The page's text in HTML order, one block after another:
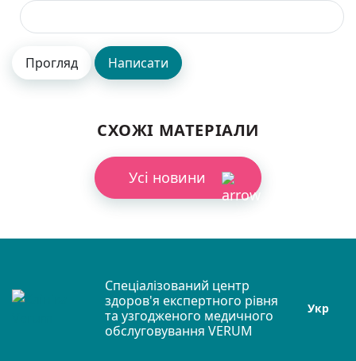
СХОЖІ МАТЕРІАЛИ
Усі новини
Спеціалізований центр
здоров'я експертного рівня
та узгодженого медичного
обслуговування VERUM
Укр